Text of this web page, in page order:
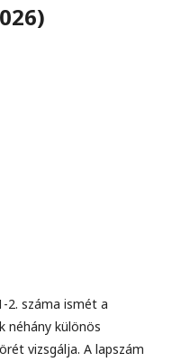
2. száma ismét a
néhány különös
vizsgálja. A lapszám